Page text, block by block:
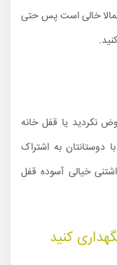
خالی است پس حتی
نکردید یا قفل خانه
دوستانتان به اشتراک
خیالی آسوده قفل
کنید